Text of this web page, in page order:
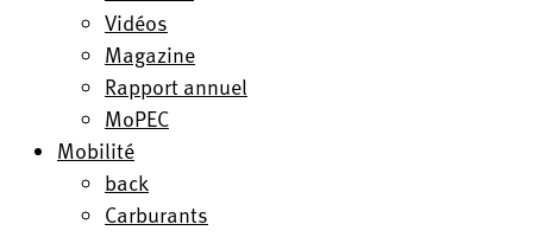
Vidéos
Magazine
Rapport annuel
MoPEC
Mobilité
back
Carburants